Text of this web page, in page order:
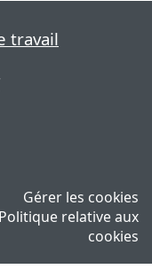
travail
Gérer les cookies
Politique relative aux
cookies